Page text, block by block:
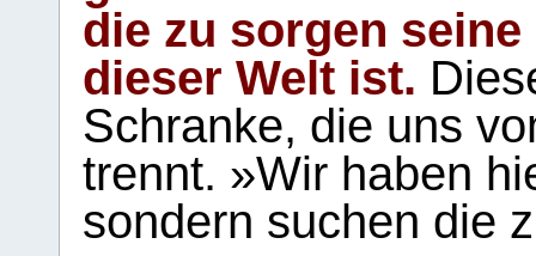
die zu sorgen
dieser Welt ist.
Schranke, die uns
trennt. »Wir haben
sondern suchen die